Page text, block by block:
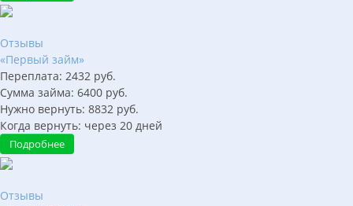
Отзывы
«Первый займ»
Переплата: 2432 руб.
Сумма займа: 6400 руб.
Нужно вернуть: 8832 руб.
Когда вернуть: через 20 дней
Подробнее
Отзывы